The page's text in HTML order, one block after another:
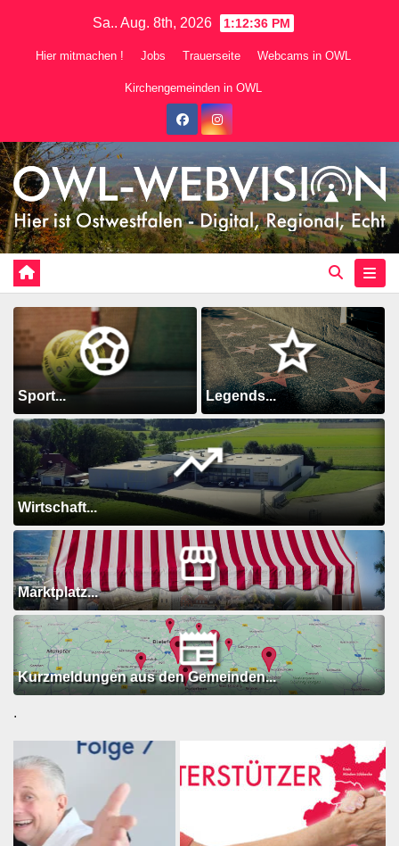
Sa.. Aug. 8th, 2026 1:12:37 PM
Hier mitmachen ! Jobs Trauerseite Webcams in OWL
Kirchengemeinden in OWL
Sport... Legends...
Wirtschaft...
Marktplatz...
Kurzmeldungen aus den Gemeinden...
.